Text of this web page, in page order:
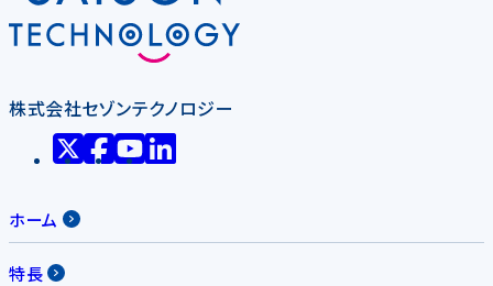
株式会社セゾンテクノロジー
ホーム
特長